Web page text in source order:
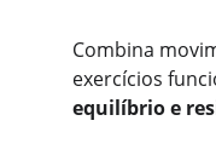
Combina
exercícios
equilíbrio e